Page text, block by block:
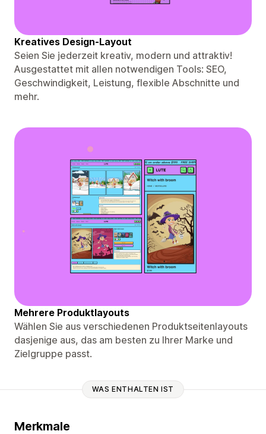
Kreatives Design-Layout
Seien Sie jederzeit kreativ, modern und attraktiv!
Ausgestattet mit allen notwendigen Tools: SEO,
Geschwindigkeit, Leistung, flexible Abschnitte und
mehr.
Mehrere Produktlayouts
Wählen Sie aus verschiedenen Produktseitenlayouts
dasjenige aus, das am besten zu Ihrer Marke und
Zielgruppe passt.
WAS ENTHALTEN IST
Merkmale